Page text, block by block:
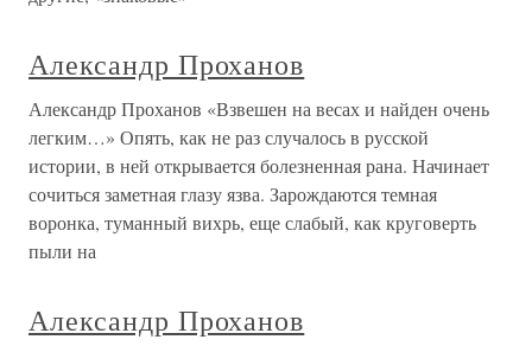
Александр Проханов
Александр Проханов «Взвешен на весах и найден очень
легким…» Опять, как не раз случалось в русской
истории, в ней открывается болезненная рана. Начинает
сочиться заметная глазу язва. Зарождаются темная
воронка, туманный вихрь, еще слабый, как круговерть
пыли на
Александр Проханов